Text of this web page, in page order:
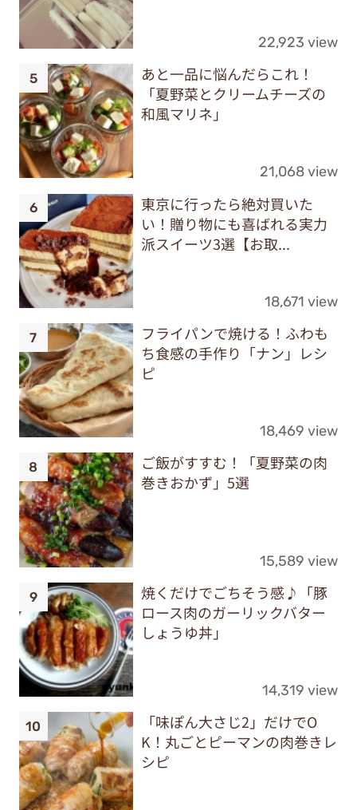
22,923 view
あと一品に悩んだらこれ！
「夏野菜とクリームチーズの
和風マリネ」
21,068 view
東京に行ったら絶対買いた
い！贈り物にも喜ばれる実力
派スイーツ3選【お取...
18,671 view
フライパンで焼ける！ふわも
ち食感の手作り「ナン」レシ
ピ
18,469 view
ご飯がすすむ！「夏野菜の肉
巻きおかず」5選
15,589 view
焼くだけでごちそう感♪「豚
ロース肉のガーリックバター
しょうゆ丼」
14,319 view
「味ぽん大さじ2」だけでO
K！丸ごとピーマンの肉巻きレ
シピ